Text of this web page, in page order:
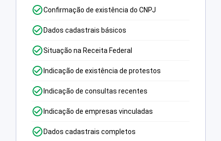
Confirmação de existência do CNPJ
Dados cadastrais básicos
Situação na Receita Federal
Indicação de existência de protestos
Indicação de consultas recentes
Indicação de empresas vinculadas
Dados cadastrais completos